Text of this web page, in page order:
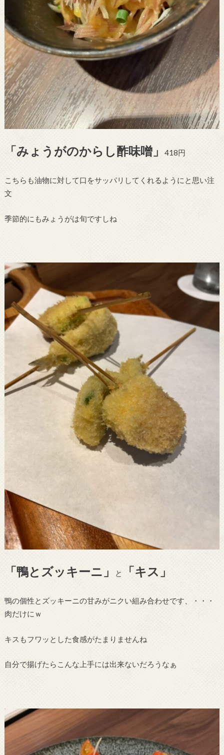
「みょうがのからし酢味噌」 418円
こちらも油物に対して口をサッパリしてくれるようにと思い注
文
季節的にもみょうがは旬ですしね
「鴨とズッキーニ」 と 「キス」
鴨の個性とズッキーニの甘みがニクい組み合わせです、・・・
肉だけにｗ
キスもフワッとした食感がたまりませんね
自分で揚げたらこんな上手には出来ないだろうなぁ